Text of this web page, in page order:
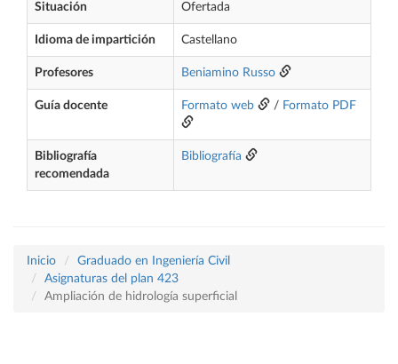
Situación Ofertada
Idioma de impartición Castellano
Profesores Beniamino Russo
Guía docente Formato web / Formato PDF
Bibliografía
recomendada
Bibliografía
Inicio
Graduado en Ingeniería Civil
Asignaturas del plan 423
Ampliación de hidrología superficial